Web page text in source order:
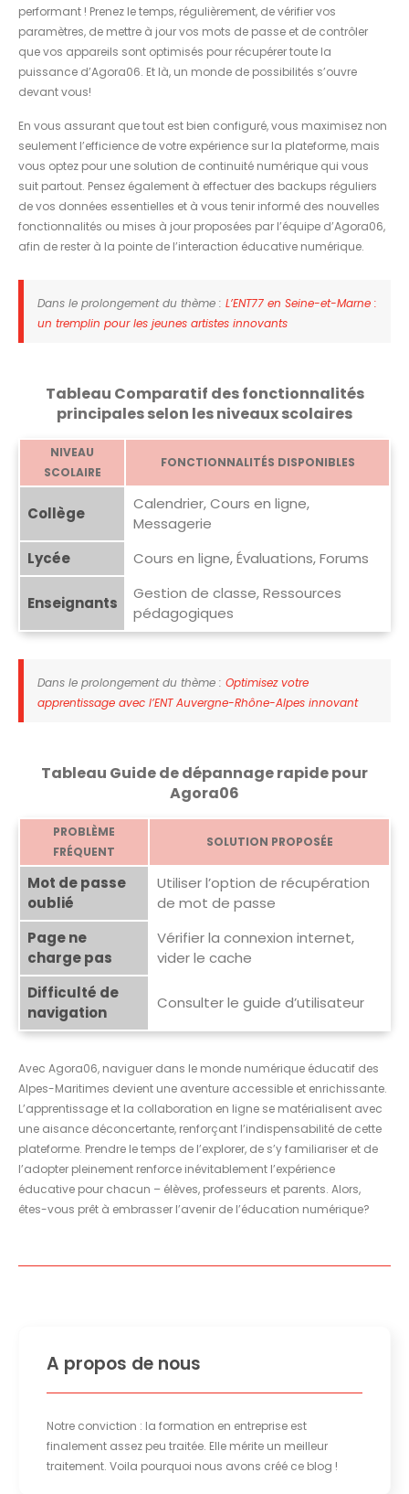
performant ! Prenez le temps, régulièrement, de vérifier vos
paramètres, de mettre à jour vos mots de passe et de contrôler
que vos appareils sont optimisés pour récupérer toute la
puissance d’Agora06. Et là, un monde de possibilités s’ouvre
devant vous!
En vous assurant que tout est bien configuré, vous maximisez non
seulement l’efficience de votre expérience sur la plateforme, mais
vous optez pour une solution de continuité numérique qui vous
suit partout. Pensez également à effectuer des backups réguliers
de vos données essentielles et à vous tenir informé des nouvelles
fonctionnalités ou mises à jour proposées par l’équipe d’Agora06,
afin de rester à la pointe de l’interaction éducative numérique.
Dans le prolongement du thème : L’ENT77 en Seine-et-Marne :
un tremplin pour les jeunes artistes innovants
Tableau Comparatif des fonctionnalités
principales selon les niveaux scolaires
NIVEAU
SCOLAIRE
FONCTIONNALITÉS DISPONIBLES
Collège
Calendrier, Cours en ligne,
Messagerie
Lycée
Cours en ligne, Évaluations, Forums
Enseignants
Gestion de classe, Ressources
pédagogiques
Dans le prolongement du thème : Optimisez votre
apprentissage avec l’ENT Auvergne-Rhône-Alpes innovant
Tableau Guide de dépannage rapide pour
Agora06
PROBLÈME
FRÉQUENT
SOLUTION PROPOSÉE
Mot de passe
oublié
Utiliser l’option de récupération
de mot de passe
Page ne
charge pas
Vérifier la connexion internet,
vider le cache
Difficulté de
navigation
Consulter le guide d’utilisateur
Avec Agora06, naviguer dans le monde numérique éducatif des
Alpes-Maritimes devient une aventure accessible et enrichissante.
L’apprentissage et la collaboration en ligne se matérialisent avec
une aisance déconcertante, renforçant l’indispensabilité de cette
plateforme. Prendre le temps de l’explorer, de s’y familiariser et de
l’adopter pleinement renforce inévitablement l’expérience
éducative pour chacun – élèves, professeurs et parents. Alors,
êtes-vous prêt à embrasser l’avenir de l’éducation numérique?
A propos de nous
Notre conviction : la formation en entreprise est
finalement assez peu traitée. Elle mérite un meilleur
traitement. Voila pourquoi nous avons créé ce blog !